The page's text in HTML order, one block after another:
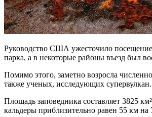
Руководство США ужесточило посещение
парка, а в некоторые районы въезд был
Помимо этого, заметно возросла
также ученых, исследующих супервулкан.
Площадь заповедника составляет 3825
кальдеры приблизительно равен 55 км на